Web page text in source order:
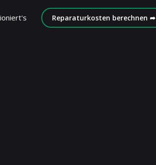
Reparaturkosten berechnen ➦